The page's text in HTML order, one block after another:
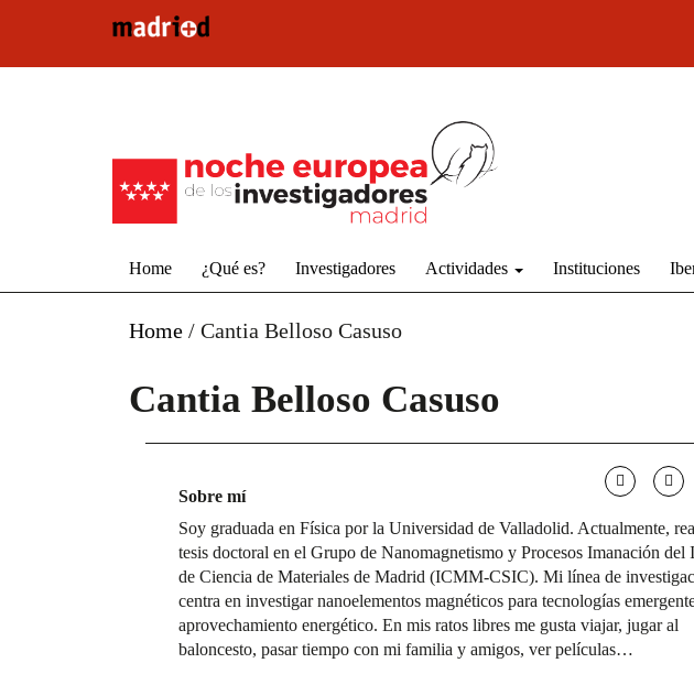
Home ¿Qué es? Investigadores Actividades Instituciones
Home / Cantia Belloso Casuso
Cantia Belloso Casuso
Sobre mí
Soy graduada en Física por la Universidad de Valladolid. Actualmente,
tesis doctoral en el Grupo de Nanomagnetismo y Procesos Imanación del
de Ciencia de Materiales de Madrid (ICMM-CSIC). Mi línea de
centra en investigar nanoelementos magnéticos para tecnologías
aprovechamiento energético. En mis ratos libres me gusta viajar, jugar al
baloncesto, pasar tiempo con mi familia y amigos, ver películas…